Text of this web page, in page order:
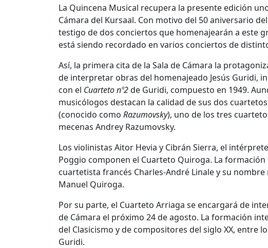
La Quincena Musical recupera la presente edición
Cámara del Kursaal. Con motivo del 50 aniversario
testigo de dos conciertos que homenajearán a este
está siendo recordado en varios conciertos de
Así, la primera cita de la Sala de Cámara la
de interpretar obras del homenajeado Jesús Guridi,
con el Cuarteto nº2de Guridi, compuesto en 1949.
musicólogos destacan la calidad de sus dos
(conocido como Razumovsky), uno de los tres
mecenas Andrey Razumovsky.
Los violinistas Aitor Hevia y Cibrán Sierra, el
Poggio componen el Cuarteto Quiroga. La
cuartetista francés Charles-André Linale y su
Manuel Quiroga.
Por su parte, el Cuarteto Arriaga se encargará de
de Cámara el próximo 24 de agosto. La formación
del Clasicismo y de compositores del siglo XX, entre
Guridi.